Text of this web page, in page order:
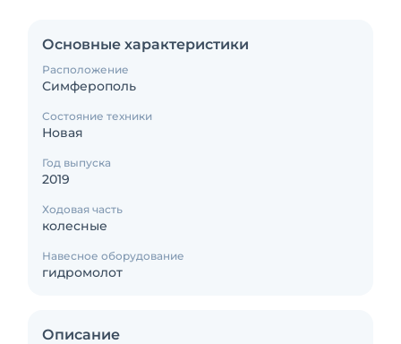
Основные характеристики
Расположение
Симферополь
Состояние техники
Новая
Год выпуска
2019
Ходовая часть
колесные
Навесное оборудование
гидромолот
Описание